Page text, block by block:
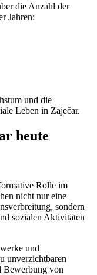
die Anzahl der
Jahren:
und die
Leben in Zaječar.
heute
Rolle im
nicht nur eine
sondern
sozialen Aktivitäten
und
unverzichtbaren
Bewerbung von